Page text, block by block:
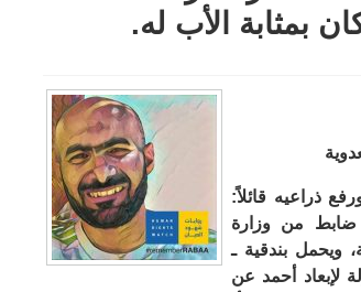
بمثابة الأب له.
ذراعيه قائلاً:
ضابط من وزارة
ويحمل بندقية ـ
لإبعاد أحمد عن